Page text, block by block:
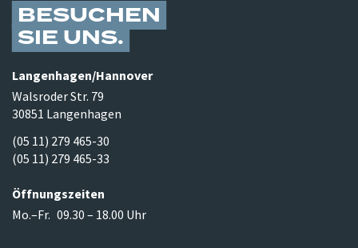
BESUCHEN
SIE UNS
Langenhagen/​Hannover
Walsroder Str. 79
30851 Langenhagen
(05 11) 279 465-30
(05 11) 279 465-33
Öffnungszeiten
Mo.–Fr. 09.30 – 18.00 Uhr